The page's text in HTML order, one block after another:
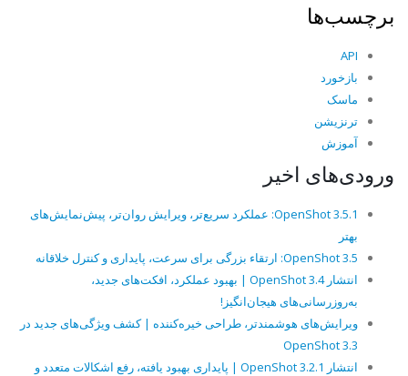
برچسب‌ها
API
بازخورد
ماسک
ترنزیشن
آموزش
ورودی‌های اخیر
OpenShot 3.5.1: عملکرد سریع‌تر، ویرایش روان‌تر، پیش‌نمایش‌های
بهتر
OpenShot 3.5: ارتقاء بزرگی برای سرعت، پایداری و کنترل خلاقانه
انتشار OpenShot 3.4 | بهبود عملکرد، افکت‌های جدید،
به‌روزرسانی‌های هیجان‌انگیز!
ویرایش‌های هوشمندتر، طراحی خیره‌کننده | کشف ویژگی‌های جدید در
OpenShot 3.3
انتشار OpenShot 3.2.1 | پایداری بهبود یافته، رفع اشکالات متعدد و